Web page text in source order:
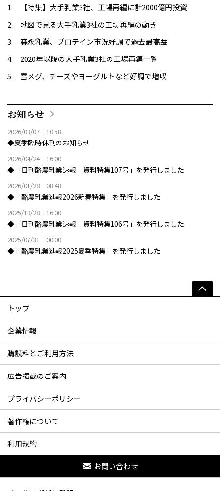
【特集】大手乳業3社、工場再編に計2000億円投資
地図で見る大手乳業3社の工場再編の動き
森永乳業、プロテイン市況好調で過去最高益
2020年以降の大手乳業3社の工場再編一覧
雪メグ、チーズやヨーグルトなど好調で増収
お知らせ
2026/08/07 10:58
◆夏季臨時休刊のお知らせ
2026/04/24 16:00
◆「日刊酪農乳業速報 資料特集107号」を発行しました
2026/01/28 08:48
◆「酪農乳業速報2026新春特集」を発行しました
2025/10/28 16:00
◆「日刊酪農乳業速報 資料特集106号」を発行しました
2025/07/31 00:00
◆「酪農乳業速報2025夏季特集」を発行しました
トップ
企業情報
購読料とご利用方法
広告掲載のご案内
プライバシーポリシー
著作権について
利用規約
お問い合わせ